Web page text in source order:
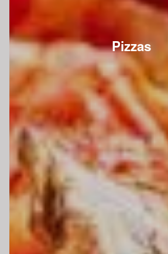
Pizzas